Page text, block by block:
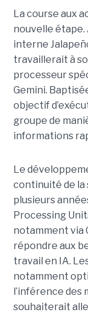
La course aux
nouvelle étape.
interne
travaillerait à
processeur
Gemini.
objectif
groupe de
informations
Le
continuité de
plusieurs
Processing
notamment via
répondre aux
travail en IA.
notamment
l’inférence des
souhaiterait